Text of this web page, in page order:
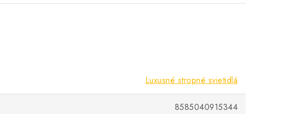
Luxusné stropné svietidlá
8585040915344